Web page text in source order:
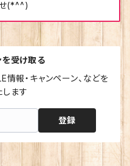
(*^^)
受け取る
情報・キャンペーン、などを
します
登録